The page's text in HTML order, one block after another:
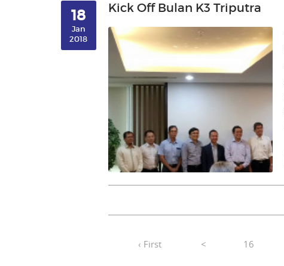
18
Jan
2018
Kick Off Bulan K3 Triputra
‹ First < 16